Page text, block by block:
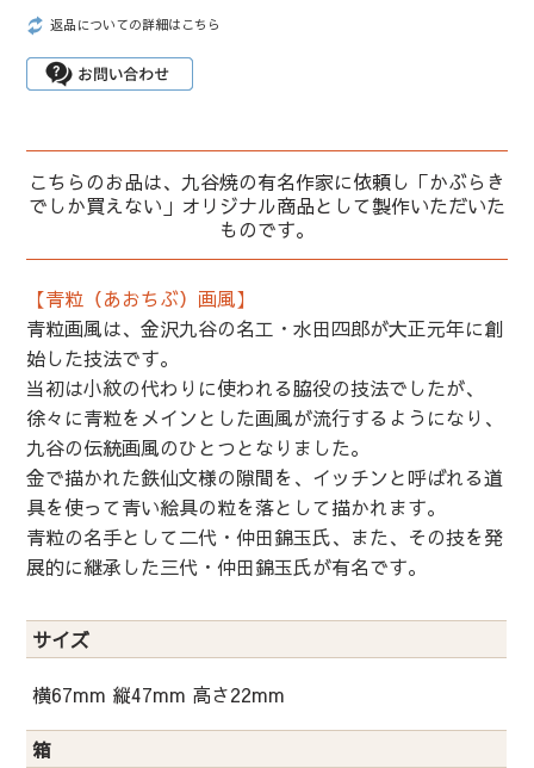
返品についての詳細はこちら
こちらのお品は、九谷焼の有名作家に依頼し「かぶらき
でしか買えない」オリジナル商品として製作いただいた
ものです。
【青粒（あおちぶ）画風】
青粒画風は、金沢九谷の名工・水田四郎が大正元年に創
始した技法です。
当初は小紋の代わりに使われる脇役の技法でしたが、
徐々に青粒をメインとした画風が流行するようになり、
九谷の伝統画風のひとつとなりました。
金で描かれた鉄仙文様の隙間を、イッチンと呼ばれる道
具を使って青い絵具の粒を落として描かれます。
青粒の名手として二代・仲田錦玉氏、また、その技を発
展的に継承した三代・仲田錦玉氏が有名です。
サイズ
横67mm 縦47mm 高さ22mm
箱